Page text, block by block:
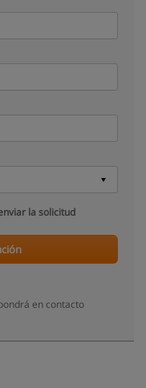
la solicitud
en contacto